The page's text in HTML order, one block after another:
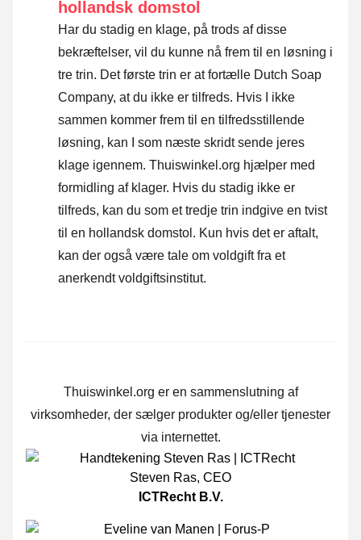
hollandsk domstol
Har du stadig en klage, på trods af disse
bekræftelser, vil du kunne nå frem til en løsning i
tre trin. Det første trin er at fortælle Dutch Soap
Company, at du ikke er tilfreds. Hvis I ikke
sammen kommer frem til en tilfredsstillende
løsning, kan I som næste skridt sende jeres
klage igennem. Thuiswinkel.org hjælper med
formidling af klager. Hvis du stadig ikke er
tilfreds, kan du som et tredje trin indgive en tvist
til en hollandsk domstol. Kun hvis det er aftalt,
kan der også være tale om voldgift fra et
anerkendt voldgiftsinstitut.
Thuiswinkel.org er en sammenslutning af
virksomheder, der sælger produkter og/eller tjenester
via internettet.
Steven Ras, CEO
ICTRecht B.V.